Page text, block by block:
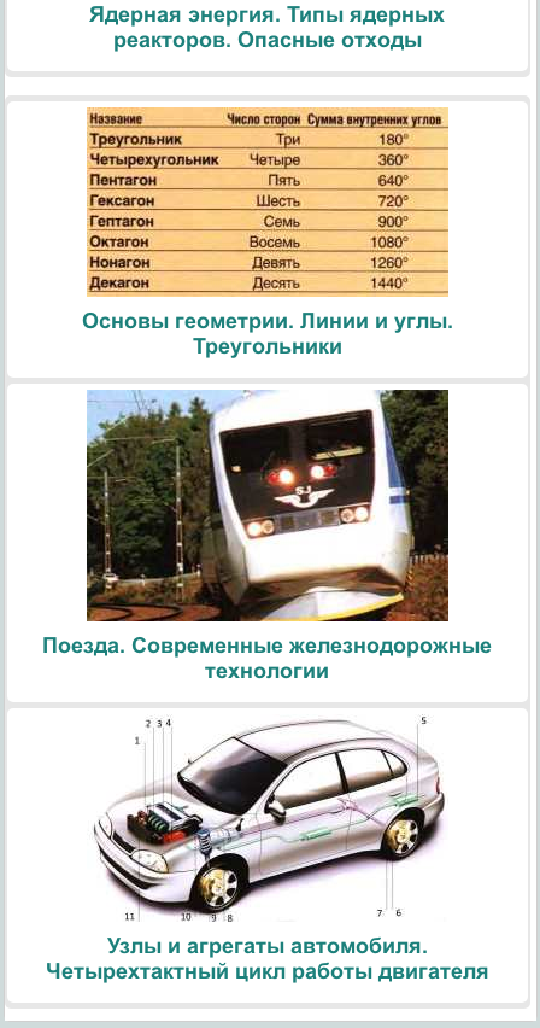
Ядерная энергия. Типы ядерных
реакторов. Опасные отходы
Основы геометрии. Линии и углы.
Треугольники
Поезда. Современные железнодорожные
технологии
Узлы и агрегаты автомобиля.
Четырехтактный цикл работы двигателя